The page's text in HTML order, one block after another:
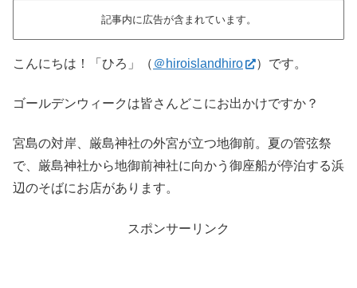
記事内に広告が含まれています。
こんにちは！「ひろ」（ ＠hiroislandhiro ）です。
ゴールデンウィークは皆さんどこにお出かけですか？
宮島の対岸、厳島神社の外宮が立つ地御前。夏の管弦祭
で、厳島神社から地御前神社に向かう御座船が停泊する浜
辺のそばにお店があります。
スポンサーリンク